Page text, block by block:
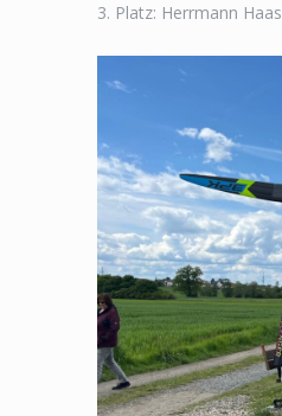
3. Platz: Herrmann Haas